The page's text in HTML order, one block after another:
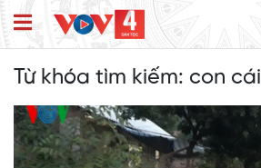
Từ khóa tìm kiếm: con cái